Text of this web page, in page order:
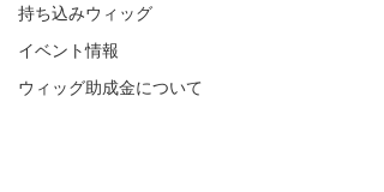
持ち込みウィッグ
イベント情報
ウィッグ助成金について